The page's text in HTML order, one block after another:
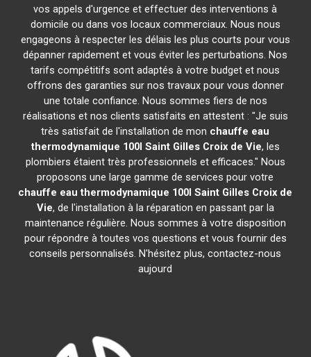
vos appels d'urgence et effectuer des interventions à
domicile ou dans vos locaux commerciaux. Nous nous
engageons à respecter les délais les plus courts pour vous
dépanner rapidement et vous éviter les perturbations. Nos
tarifs compétitifs sont adaptés à votre budget et nous
offrons des garanties sur nos travaux pour vous donner
une totale confiance. Nous sommes fiers de nos
réalisations et nos clients satisfaits en attestent : "Je suis
très satisfait de l'installation de mon chauffe eau
thermodynamique 100l Saint Gilles Croix de Vie, les
plombiers étaient très professionnels et efficaces." Nous
proposons une large gamme de services pour votre
chauffe eau thermodynamique 100l Saint Gilles Croix de
Vie, de l'installation à la réparation en passant par la
maintenance régulière. Nous sommes à votre disposition
pour répondre à toutes vos questions et vous fournir des
conseils personnalisés. N'hésitez plus, contactez-nous
aujourd